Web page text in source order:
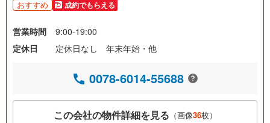
おすすめ 成約でもらえる
営業時間
9:00-19:00
定休日
定休日なし 年末年始・他
0078-6014-55688
この会社の物件詳細を見る （画像36枚）